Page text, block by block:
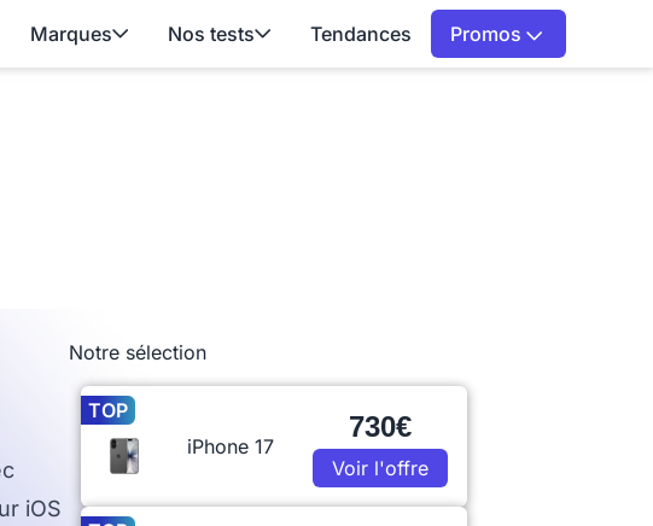
Marques Nos tests Tendances Promos
iOS
Notre sélection
TOP
iPhone 17
730€
Voir l'offre